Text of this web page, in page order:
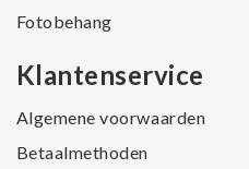
Fotobehang
Klantenservice
Algemene voorwaarden
Betaalmethoden